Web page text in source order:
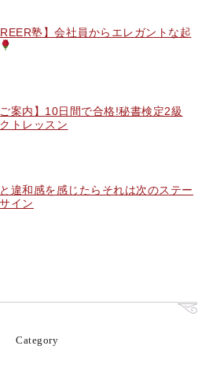
塾】会社員からエレガントな起
ご案内】10日間で合格!秘書検定2級
トレッスン
違和感を感じたらそれは次のステー
イン
Category